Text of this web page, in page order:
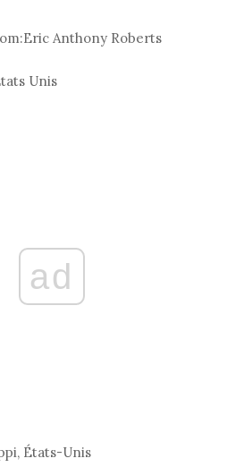
Eric Anthony Roberts
Unis
ad
États-Unis